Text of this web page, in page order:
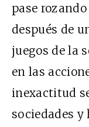
pase
después de
juegos de la
en las
inexactitud
sociedades